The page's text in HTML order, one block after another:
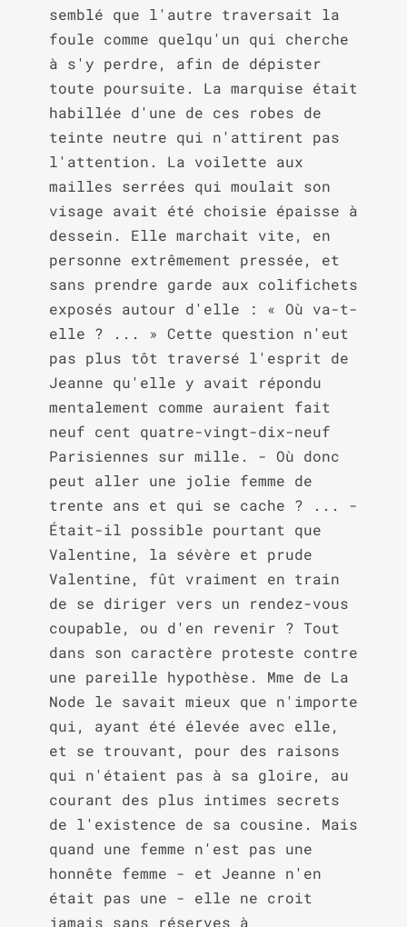
semblé que l'autre traversait la
foule comme quelqu'un qui cherche
à s'y perdre, afin de dépister
toute poursuite. La marquise était
habillée d'une de ces robes de
teinte neutre qui n'attirent pas
l'attention. La voilette aux
mailles serrées qui moulait son
visage avait été choisie épaisse à
dessein. Elle marchait vite, en
personne extrêmement pressée, et
sans prendre garde aux colifichets
exposés autour d'elle : « Où va-t-
elle ? ... » Cette question n'eut
pas plus tôt traversé l'esprit de
Jeanne qu'elle y avait répondu
mentalement comme auraient fait
neuf cent quatre-vingt-dix-neuf
Parisiennes sur mille. - Où donc
peut aller une jolie femme de
trente ans et qui se cache ? ... -
Était-il possible pourtant que
Valentine, la sévère et prude
Valentine, fût vraiment en train
de se diriger vers un rendez-vous
coupable, ou d'en revenir ? Tout
dans son caractère proteste contre
une pareille hypothèse. Mme de La
Node le savait mieux que n'importe
qui, ayant été élevée avec elle,
et se trouvant, pour des raisons
qui n'étaient pas à sa gloire, au
courant des plus intimes secrets
de l'existence de sa cousine. Mais
quand une femme n'est pas une
honnête femme - et Jeanne n'en
était pas une - elle ne croit
jamais sans réserves à